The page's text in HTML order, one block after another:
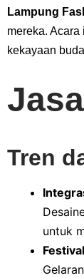
Lampung
mereka.
kekayaan
Jasa
Tren
untuk